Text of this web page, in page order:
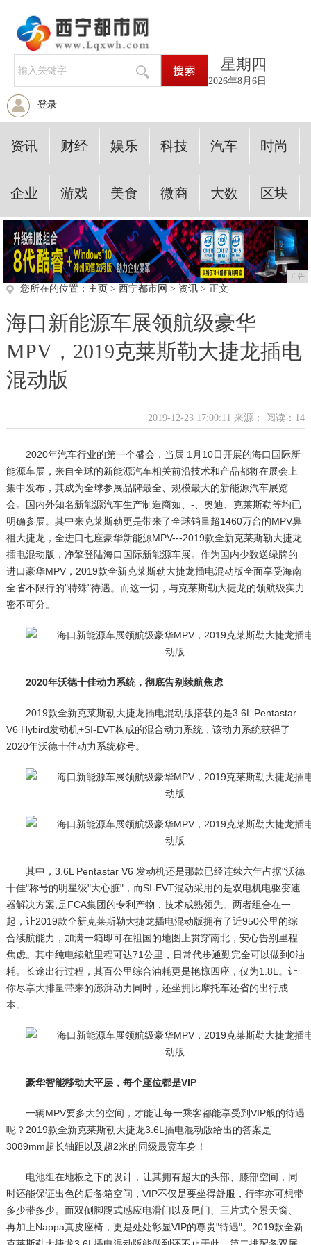
星期四
2026年8月6日
登录
资讯 财经 娱乐 科技 汽车 时尚
企业 游戏 美食 微商 大数 区块
广告
您所在的位置： 主页 > 西宁都市网 > 资讯> 正文
海口新能源车展领航级豪华
MPV，2019克莱斯勒大捷龙插电
混动版
2019-12-23 17:00:11 来源： 阅读：14
2020年汽车行业的第一个盛会，当属 1月10日开展的海口国际新
能源车展，来自全球的新能源汽车相关前沿技术和产品都将在展会上
集中发布，其成为全球参展品牌最全、规模最大的新能源汽车展览
会。国内外知名新能源汽车生产制造商如、-、奥迪、克莱斯勒等均已
明确参展。其中来克莱斯勒更是带来了全球销量超1460万台的MPV鼻
祖大捷龙，全进口七座豪华新能源MPV---2019款全新克莱斯勒大捷龙
插电混动版，净擎登陆海口国际新能源车展。作为国内少数送绿牌的
进口豪华MPV，2019款全新克莱斯勒大捷龙插电混动版全面享受海南
全省不限行的"特殊"待遇。而这一切，与克莱斯勒大捷龙的领航级实力
密不可分。
2020年沃德十佳动力系统，彻底告别续航焦虑
2019款全新克莱斯勒大捷龙插电混动版搭载的是3.6L Pentastar
V6 Hybird发动机+SI-EVT构成的混合动力系统，该动力系统获得了
2020年沃德十佳动力系统称号。
其中，3.6L Pentastar V6 发动机还是那款已经连续六年占据"沃德
十佳"称号的明星级"大心脏"，而SI-EVT混动采用的是双电机电驱变速
器解决方案,是FCA集团的专利产物，技术成熟领先。两者组合在一
起，让2019款全新克莱斯勒大捷龙插电混动版拥有了近950公里的综
合续航能力，加满一箱即可在祖国的地图上贯穿南北，安心告别里程
焦虑。其中纯电续航里程可达71公里，日常代步通勤完全可以做到0油
耗。长途出行过程，其百公里综合油耗更是艳惊四座，仅为1.8L。让
你尽享大排量带来的澎湃动力同时，还坐拥比摩托车还省的出行成
本。
豪华智能移动大平层，每个座位都是VIP
一辆MPV要多大的空间，才能让每一乘客都能享受到VIP般的待遇
呢？2019款全新克莱斯勒大捷龙3.6L插电混动版给出的答案是
3089mm超长轴距以及超2米的同级最宽车身！
电池组在地板之下的设计，让其拥有超大的头部、膝部空间，同
时还能保证出色的后备箱空间，VIP不仅是要坐得舒服，行李亦可想带
多少带多少。而双侧脚踢式感应电滑门以及尾门、三片式全景天窗、
再加上Nappa真皮座椅，更是处处彰显VIP的尊贵"待遇"。2019款全新